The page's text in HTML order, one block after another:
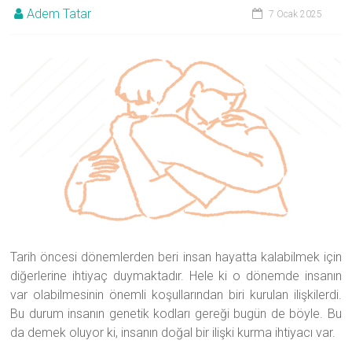
Adem Tatar 7 Ocak 2025
Tarih öncesi dönemlerden beri insan hayatta kalabilmek için
diğerlerine ihtiyaç duymaktadır. Hele ki o dönemde insanın
var olabilmesinin önemli koşullarından biri kurulan ilişkilerdi.
Bu durum insanın genetik kodları gereği bugün de böyle. Bu
da demek oluyor ki, insanın doğal bir ilişki kurma ihtiyacı var.